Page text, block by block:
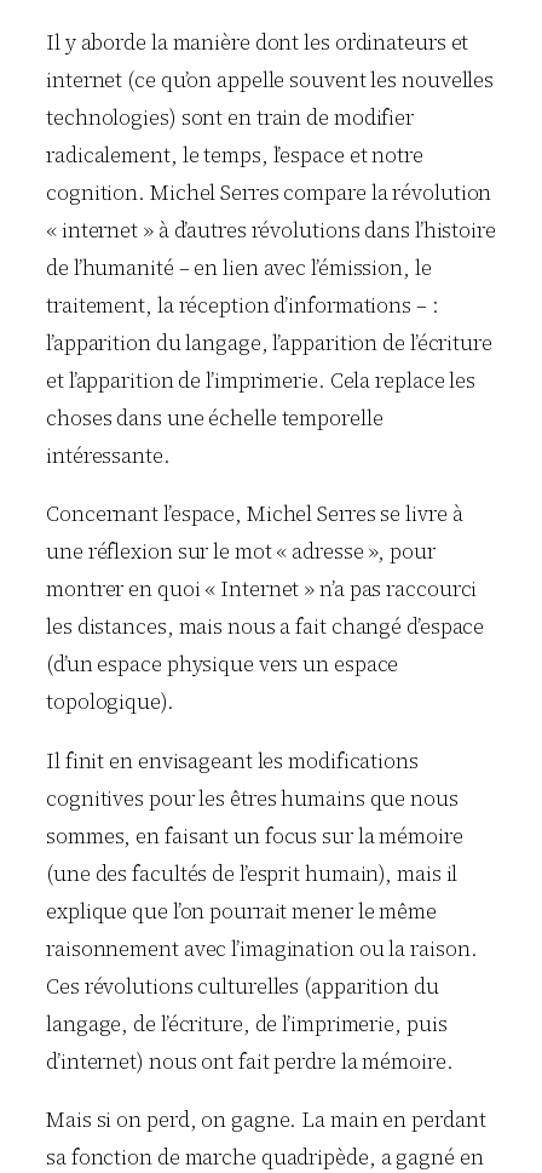
Il y aborde la manière dont les ordinateurs et
internet (ce qu’on appelle souvent les nouvelles
technologies) sont en train de modifier
radicalement, le temps, l’espace et notre
cognition. Michel Serres compare la révolution
« internet » à d’autres révolutions dans l’histoire
de l’humanité – en lien avec l’émission, le
traitement, la réception d’informations – :
l’apparition du langage, l’apparition de l’écriture
et l’apparition de l’imprimerie. Cela replace les
choses dans une échelle temporelle
intéressante.
Concernant l’espace, Michel Serres se livre à
une réflexion sur le mot « adresse », pour
montrer en quoi « Internet » n’a pas raccourci
les distances, mais nous a fait changé d’espace
(d’un espace physique vers un espace
topologique).
Il finit en envisageant les modifications
cognitives pour les êtres humains que nous
sommes, en faisant un focus sur la mémoire
(une des facultés de l’esprit humain), mais il
explique que l’on pourrait mener le même
raisonnement avec l’imagination ou la raison.
Ces révolutions culturelles (apparition du
langage, de l’écriture, de l’imprimerie, puis
d’internet) nous ont fait perdre la mémoire.
Mais si on perd, on gagne. La main en perdant
sa fonction de marche quadripède, a gagné en